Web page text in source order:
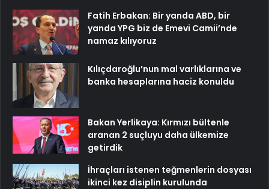
Fatih Erbakan: Bir yanda ABD, bir
yanda YPG biz de Emevi Camii’nde
namaz kılıyoruz
Kılıçdaroğlu’nun mal varlıklarına ve
banka hesaplarına haciz konuldu
Bakan Yerlikaya: Kırmızı bültenle
aranan 2 suçluyu daha ülkemize
getirdik
İhraçları istenen teğmenlerin dosyası
ikinci kez disiplin kurulunda